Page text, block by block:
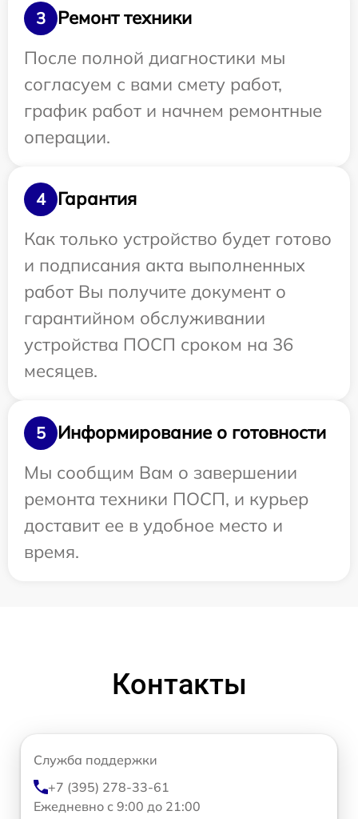
3
Ремонт техники
После полной диагностики мы
согласуем с вами смету работ,
график работ и начнем ремонтные
операции.
4
Гарантия
Как только устройство будет готово
и подписания акта выполненных
работ Вы получите документ о
гарантийном обслуживании
устройства ПОСП сроком на 36
месяцев.
5
Информирование о готовности
Мы сообщим Вам о завершении
ремонта техники ПОСП, и курьер
доставит ее в удобное место и
время.
Контакты
Служба поддержки
+7 (395) 278-33-61
Ежедневно с 9:00 до 21:00